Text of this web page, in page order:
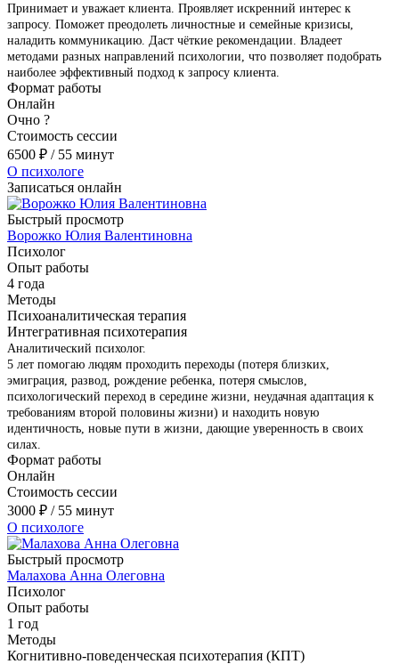
Принимает и уважает клиента. Проявляет искренний интерес к
запросу. Поможет преодолеть личностные и семейные кризисы,
наладить коммуникацию. Даст чёткие рекомендации. Владеет
методами разных направлений психологии, что позволяет подобрать
наиболее эффективный подход к запросу клиента.
Формат работы
Онлайн
Очно ?
Стоимость сессии
6500 ₽ / 55 минут
О психологе
Записаться онлайн
Быстрый просмотр
Ворожко Юлия Валентиновна
Психолог
Опыт работы
4 года
Методы
Психоаналитическая терапия
Интегративная психотерапия
Аналитический психолог.
5 лет помогаю людям проходить переходы (потеря близких,
эмиграция, развод, рождение ребенка, потеря смыслов,
психологический переход в середине жизни, неудачная адаптация к
требованиям второй половины жизни) и находить новую
идентичность, новые пути в жизни, дающие уверенность в своих
силах.
Формат работы
Онлайн
Стоимость сессии
3000 ₽ / 55 минут
О психологе
Быстрый просмотр
Малахова Анна Олеговна
Психолог
Опыт работы
1 год
Методы
Когнитивно-поведенческая психотерапия (КПТ)